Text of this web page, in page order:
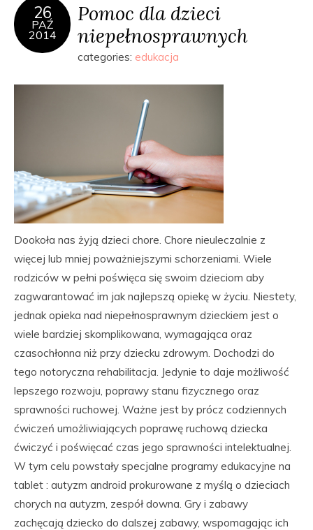
26
PAŹ
2014
Pomoc dla dzieci
niepełnosprawnych
categories: edukacja
Dookoła nas żyją dzieci chore. Chore nieuleczalnie z
więcej lub mniej poważniejszymi schorzeniami. Wiele
rodziców w pełni poświęca się swoim dzieciom aby
zagwarantować im jak najlepszą opiekę w życiu. Niestety,
jednak opieka nad niepełnosprawnym dzieckiem jest o
wiele bardziej skomplikowana, wymagająca oraz
czasochłonna niż przy dziecku zdrowym. Dochodzi do
tego notoryczna rehabilitacja. Jedynie to daje możliwość
lepszego rozwoju, poprawy stanu fizycznego oraz
sprawności ruchowej. Ważne jest by prócz codziennych
ćwiczeń umożliwiających poprawę ruchową dziecka
ćwiczyć i poświęcać czas jego sprawności intelektualnej.
W tym celu powstały specjalne programy edukacyjne na
tablet : autyzm android prokurowane z myślą o dzieciach
chorych na autyzm, zespół downa. Gry i zabawy
zachęcają dziecko do dalszej zabawy, wspomagając ich